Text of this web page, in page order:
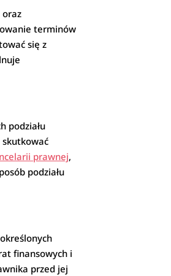
oraz
terminów
się z
podziału
skutkować
prawnej,
podziału
finansowych i
przed jej